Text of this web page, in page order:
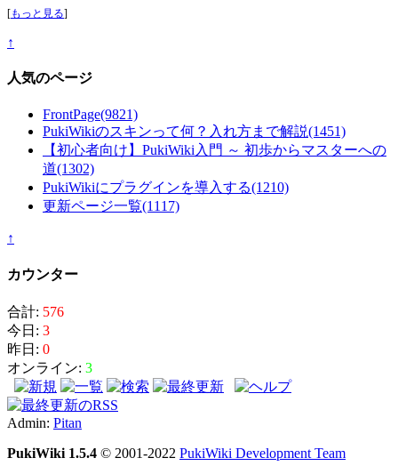
[もっと見る]
↑
人気のページ
FrontPage(9821)
PukiWikiのスキンって何？入れ方まで解説(1451)
【初心者向け】PukiWiki入門 ～ 初歩からマスターへの
道(1302)
PukiWikiにプラグインを導入する(1210)
更新ページ一覧(1117)
↑
カウンター
合計: 576
今日: 3
昨日: 0
オンライン: 3
Admin: Pitan
PukiWiki 1.5.4 © 2001-2022 PukiWiki Development Team